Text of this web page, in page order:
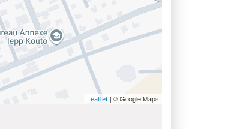
Leaflet | © Google Maps